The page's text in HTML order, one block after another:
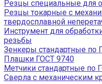
Резцы специальные для
Резцы токарные с
твердосплавной
Инструмент для
резьбы
Зенкеры стандартные по
Плашки ГОСТ 9740
Метчики стандартные по
Сверла с механическим